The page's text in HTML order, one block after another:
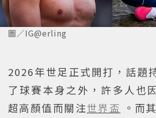
圖／IG@erling
2026年世足正式開打，話題
了球賽本身之外，許多人也
超高顏值而關注世界盃 。而